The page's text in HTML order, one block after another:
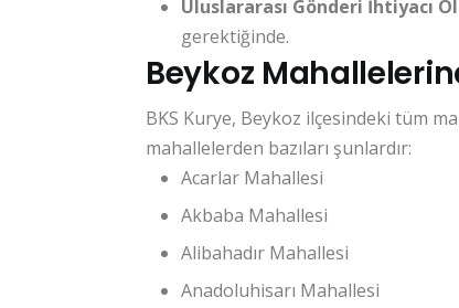
Uluslararası Gönderi İhtiyacı
gerektiğinde.
Beykoz
BKS Kurye, Beykoz ilçesindeki tüm
mahallelerden bazıları şunlardır:
Acarlar Mahallesi
Akbaba Mahallesi
Alibahadır Mahallesi
Anadoluhisarı Mahallesi